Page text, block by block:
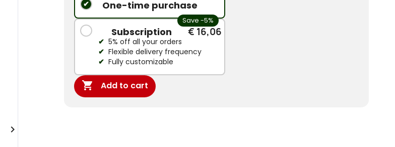

One-time purchase
Save -5%
Subscription € 16,06
5% off all your orders
Flexible delivery frequency
Fully customizable
 Add to cart